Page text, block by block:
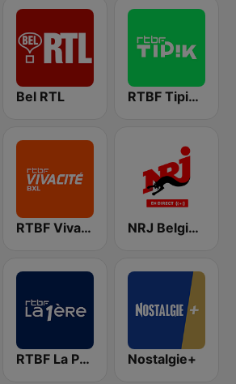
Bel RTL RTBF Tipik FM
RTBF VivaCité Bruxelles NRJ Belgique
RTBF La Première Nostalgie+